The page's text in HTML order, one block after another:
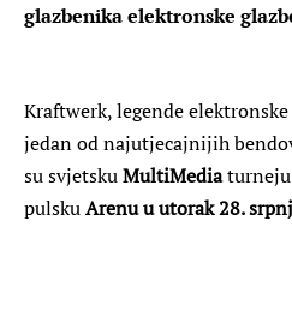
glazbenika elektronske
Kraftwerk, legende
jedan od najutjecajnijih
su svjetskuMultiMediaturneju
pulskuArenu u utorak 28.